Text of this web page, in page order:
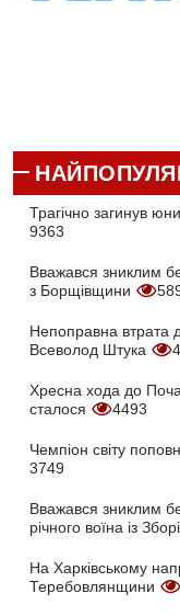
Трагічно загинув
9363
Вважався зниклим
з Борщівщини
Непоправна втрата
Всеволод Штука
Хресна хода до
сталося
4493
Чемпіон світу
3749
Вважався зниклим
річного воїна із
На Харківському
Теребовлянщини